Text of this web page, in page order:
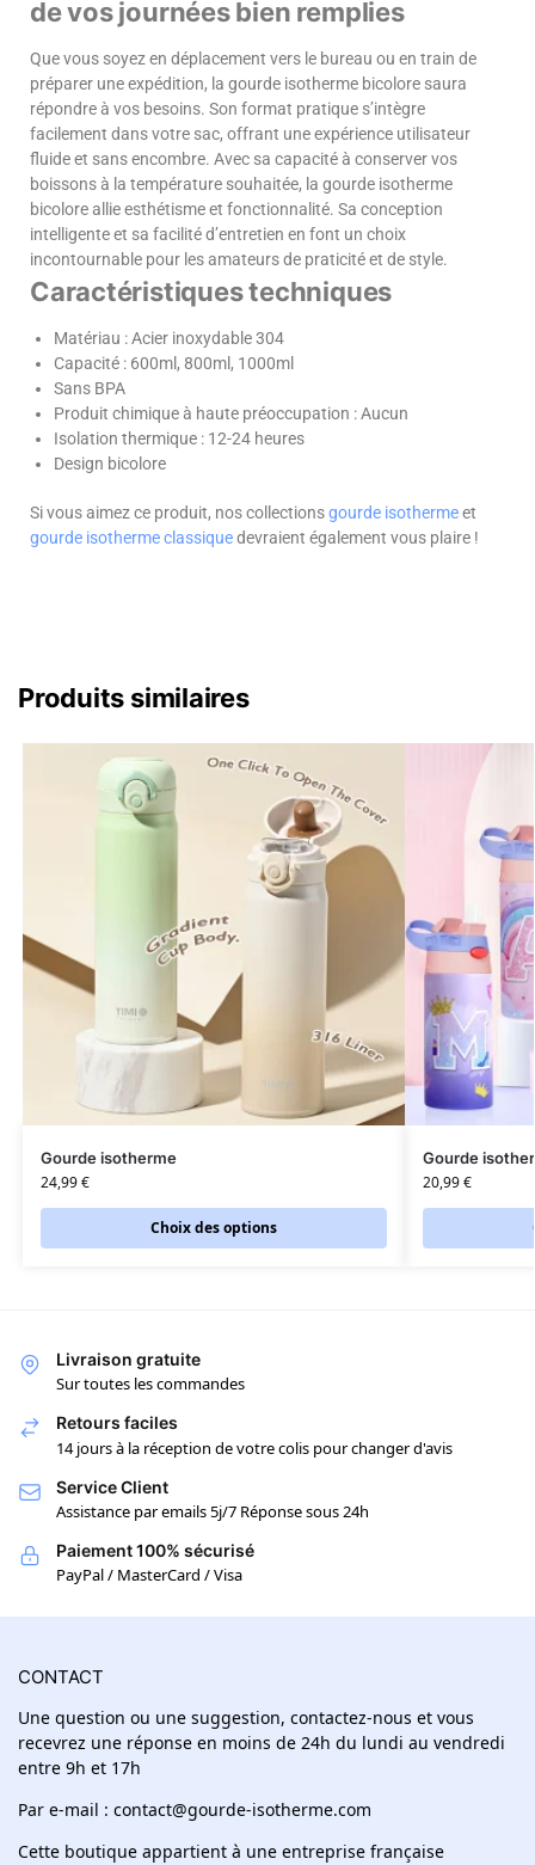
de vos journées bien remplies
Que vous soyez en déplacement vers le bureau ou en train de
préparer une expédition, la gourde isotherme bicolore saura
répondre à vos besoins. Son format pratique s’intègre
facilement dans votre sac, offrant une expérience utilisateur
fluide et sans encombre. Avec sa capacité à conserver vos
boissons à la température souhaitée, la gourde isotherme
bicolore allie esthétisme et fonctionnalité. Sa conception
intelligente et sa facilité d’entretien en font un choix
incontournable pour les amateurs de praticité et de style.
Caractéristiques techniques
Matériau : Acier inoxydable 304
Capacité : 600ml, 800ml, 1000ml
Sans BPA
Produit chimique à haute préoccupation : Aucun
Isolation thermique : 12-24 heures
Design bicolore
Si vous aimez ce produit, nos collectionsgourde isothermeet
gourde isotherme classiquedevraient également vous plaire !
Produits similaires
Gourde isotherme
24,99€
Choix des options
Gourde
20,99€
Livraison gratuite
Sur toutes les commandes
Retours faciles
14 jours à la réception de votre colis pour changer d'avis
Service Client
Assistance par emails 5j/7 Réponse sous 24h
Paiement 100% sécurisé
PayPal / MasterCard / Visa
CONTACT
Une question ou une suggestion, contactez-nous et vous
recevrez une réponse en moins de 24h du lundi au vendredi
entre 9h et 17h
Par e-mail : contact@gourde-isotherme.com
Cette boutique appartient à une entreprise française